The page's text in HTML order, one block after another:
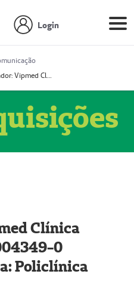
Login
Prestador: Vipmed Clínica Geral Ltda, 51004349-0 (Nome Fantasia: Policlínica Master)
Clínica
0
Policlínica